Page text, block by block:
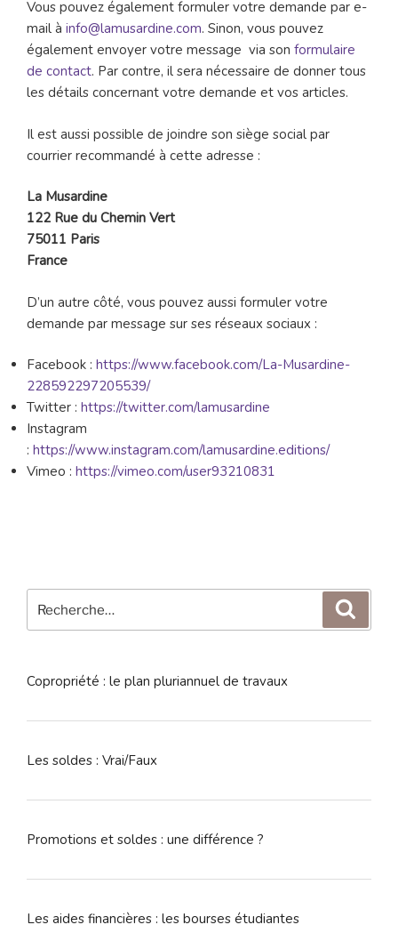
Vous pouvez également formuler votre demande par e-
mail à info@lamusardine.com. Sinon, vous pouvez
également envoyer votre message via son formulaire
de contact. Par contre, il sera nécessaire de donner tous
les détails concernant votre demande et vos articles.
Il est aussi possible de joindre son siège social par
courrier recommandé à cette adresse :
La Musardine
122 Rue du Chemin Vert
75011 Paris
France
D’un autre côté, vous pouvez aussi formuler votre
demande par message sur ses réseaux sociaux :
Facebook : https://www.facebook.com/La-Musardine-
228592297205539/
Twitter : https://twitter.com/lamusardine
Instagram
: https://www.instagram.com/lamusardine.editions/
Vimeo : https://vimeo.com/user93210831
pour
Copropriété : le plan pluriannuel de travaux
Les soldes : Vrai/Faux
Promotions et soldes : une différence ?
Les aides financières : les bourses étudiantes